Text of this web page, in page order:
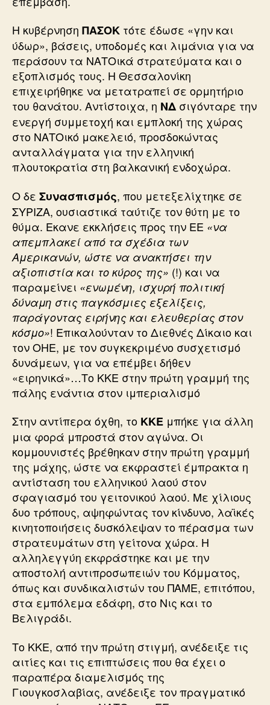
Η κυβέρνηση ΠΑΣΟΚ τότε έδωσε «γην και
ύδωρ», βάσεις, υποδομές και λιμάνια για να
περάσουν τα ΝΑΤΟικά στρατεύματα και ο
εξοπλισμός τους. Η Θεσσαλονίκη
επιχειρήθηκε να μετατραπεί σε ορμητήριο
του θανάτου. Αντίστοιχα, η ΝΔ σιγόνταρε την
ενεργή συμμετοχή και εμπλοκή της χώρας
στο ΝΑΤΟικό μακελειό, προσδοκώντας
ανταλλάγματα για την ελληνική
πλουτοκρατία στη βαλκανική ενδοχώρα.
Ο δε Συνασπισμός, που μετεξελίχτηκε σε
ΣΥΡΙΖΑ, ουσιαστικά ταύτιζε τον θύτη με το
θύμα. Εκανε εκκλήσεις προς την ΕΕ «να
απεμπλακεί από τα σχέδια των
Αμερικανών, ώστε να ανακτήσει την
αξιοπιστία και το κύρος της» (!) και να
παραμείνει «ενωμένη, ισχυρή πολιτική
δύναμη στις παγκόσμιες εξελίξεις,
παράγοντας ειρήνης και ελευθερίας στον
κόσμο»! Επικαλούνταν το Διεθνές Δίκαιο και
τον ΟΗΕ, με τον συγκεκριμένο συσχετισμό
δυνάμεων, για να επέμβει δήθεν
«ειρηνικά»…Το ΚΚΕ στην πρώτη γραμμή της
πάλης ενάντια στον ιμπεριαλισμό
Στην αντίπερα όχθη, το ΚΚΕ μπήκε για άλλη
μια φορά μπροστά στον αγώνα. Οι
κομμουνιστές βρέθηκαν στην πρώτη γραμμή
της μάχης, ώστε να εκφραστεί έμπρακτα η
αντίσταση του ελληνικού λαού στον
σφαγιασμό του γειτονικού λαού. Με χίλιους
δυο τρόπους, αψηφώντας τον κίνδυνο, λαϊκές
κινητοποιήσεις δυσκόλεψαν το πέρασμα των
στρατευμάτων στη γείτονα χώρα. Η
αλληλεγγύη εκφράστηκε και με την
αποστολή αντιπροσωπειών του Κόμματος,
όπως και συνδικαλιστών του ΠΑΜΕ, επιτόπου,
στα εμπόλεμα εδάφη, στο Νις και το
Βελιγράδι.
Το ΚΚΕ, από την πρώτη στιγμή, ανέδειξε τις
αιτίες και τις επιπτώσεις που θα έχει ο
παραπέρα διαμελισμός της
Γιουγκοσλαβίας, ανέδειξε τον πραγματικό